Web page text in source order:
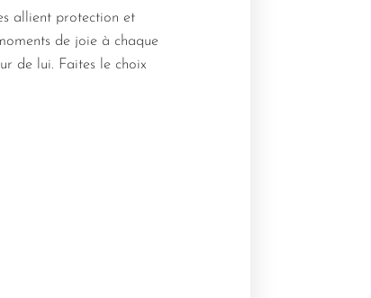
allient protection et
de joie à chaque
de lui. Faites le choix